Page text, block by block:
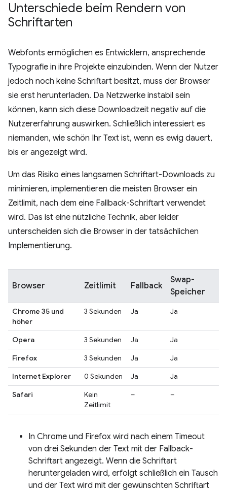
Unterschiede beim Rendern von
Schriftarten
Webfonts ermöglichen es Entwicklern, ansprechende
Typografie in ihre Projekte einzubinden. Wenn der Nutzer
jedoch noch keine Schriftart besitzt, muss der Browser
sie erst herunterladen. Da Netzwerke instabil sein
können, kann sich diese Downloadzeit negativ auf die
Nutzererfahrung auswirken. Schließlich interessiert es
niemanden, wie schön Ihr Text ist, wenn es ewig dauert,
bis er angezeigt wird.
Um das Risiko eines langsamen Schriftart-Downloads zu
minimieren, implementieren die meisten Browser ein
Zeitlimit, nach dem eine Fallback-Schriftart verwendet
wird. Das ist eine nützliche Technik, aber leider
unterscheiden sich die Browser in der tatsächlichen
Implementierung.
Browser Zeitlimit Fallback
Swap-
Speicher
Chrome 35 und
höher
3 Sekunden Ja Ja
Opera 3 Sekunden Ja
Ja
Firefox
3 Sekunden Ja
Ja
Internet Explorer
0 Sekunden Ja
Ja
Safari
Kein
Zeitlimit
– –
In Chrome und Firefox wird nach einem Timeout
von drei Sekunden der Text mit der Fallback-
Schriftart angezeigt. Wenn die Schriftart
heruntergeladen wird, erfolgt schließlich ein Tausch
und der Text wird mit der gewünschten Schriftart